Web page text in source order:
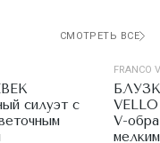
СМОТРЕТЬ ВСЕ
силуэт с
FRANCO
V-